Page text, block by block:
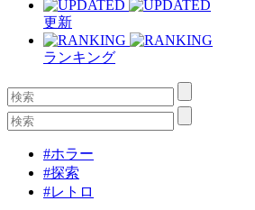
更新
ランキング
#ホラー
#探索
#レトロ